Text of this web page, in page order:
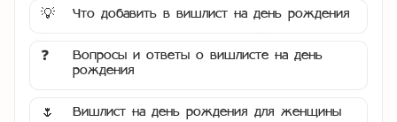
💡 Что добавить в вишлист на день рождения
❓
Вопросы и ответы о вишлисте на день
рождения
🌷 Вишлист на день рождения для женщины